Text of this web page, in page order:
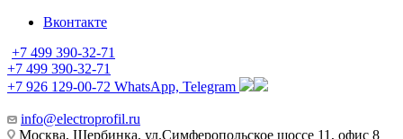
Вконтакте
+7 499 390-32-71
+7 499 390-32-71
+7 926 129-00-72 WhatsApp, Telegram
info@electroprofil.ru
Москва, Щербинка, ул.Симферопольское шоссе 11, офис 8